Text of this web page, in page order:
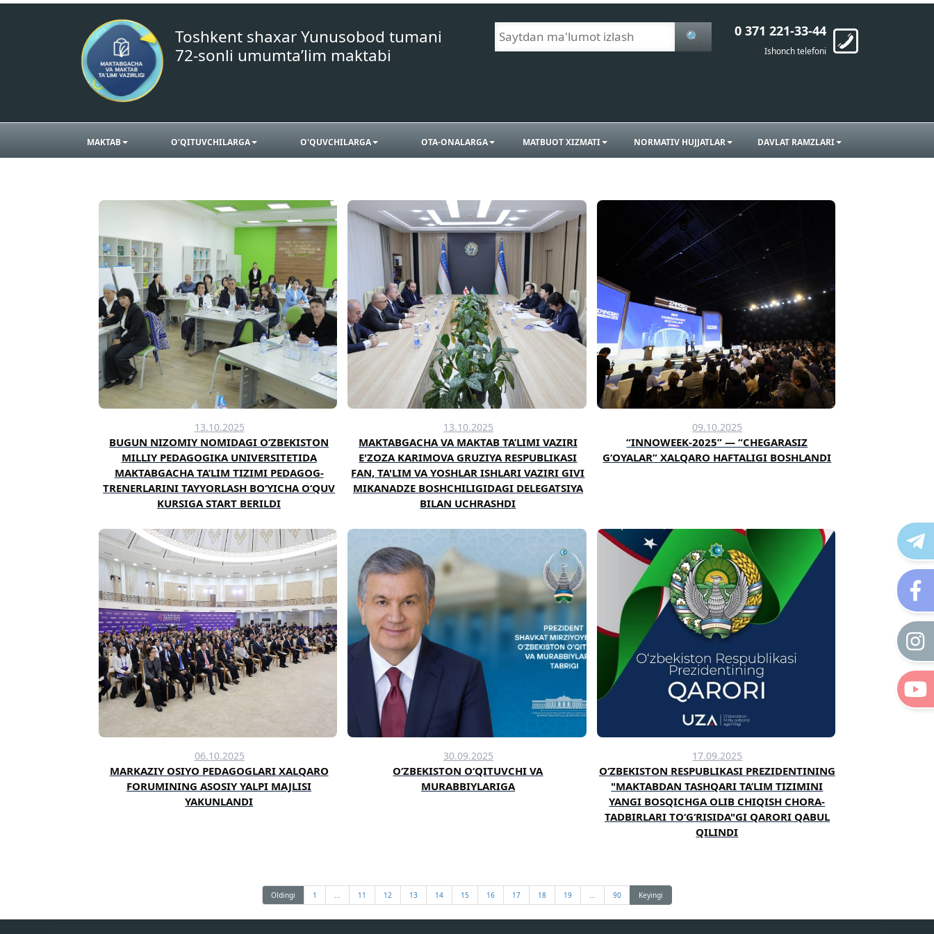
Toshkent shaxar Yunusobod tumani
72-sonli umumta’lim maktabi
0 371 221-33-44
Ishonch telefoni
🔍
MAKTAB O'QITUVCHILARGA O'QUVCHILARGA OTA-ONALARGA MATBUOT XIZMATI NORMATIV HUJJATLAR DAVLAT RAMZLARI
13.10.2025
BUGUN NIZOMIY NOMIDAGI O’ZBEKISTON
MILLIY PEDAGOGIKA UNIVERSITETIDA
MAKTABGACHA TA’LIM TIZIMI PEDAGOG-
TRENERLARINI TAYYORLASH BO‘YICHA O‘QUV
KURSIGA START BERILDI
13.10.2025
MAKTABGACHA VA MAKTAB TA’LIMI VAZIRI
E'ZOZA KARIMOVA GRUZIYA RESPUBLIKASI
FAN, TA'LIM VA YOSHLAR ISHLARI VAZIRI GIVI
MIKANADZE BOSHCHILIGIDAGI DELEGATSIYA
BILAN UCHRASHDI
09.10.2025
“INNOWEEK-2025” — “CHEGARASIZ
G‘OYALAR” XALQARO HAFTALIGI BOSHLANDI
06.10.2025
MARKAZIY OSIYO PEDAGOGLARI XALQARO
FORUMINING ASOSIY YALPI MAJLISI
YAKUNLANDI
30.09.2025
O‘ZBEKISTON O‘QITUVCHI VA
MURABBIYLARIGA
17.09.2025
O‘ZBEKISTON RESPUBLIKASI PREZIDENTINING
"MAKTABDAN TASHQARI TA’LIM TIZIMINI
YANGI BOSQICHGA OLIB CHIQISH CHORA-
TADBIRLARI TO‘G‘RISIDA"GI QARORI QABUL
QILINDI
Oldingi 1 11 12 13 14 15 16 17 18 19 90 Keyingi